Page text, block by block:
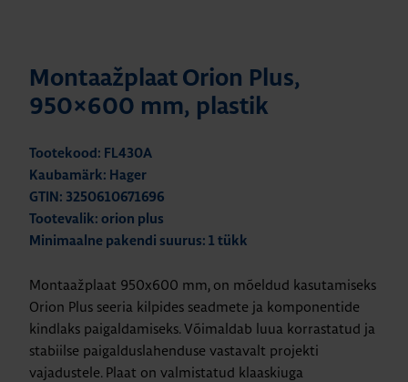
Montaažplaat Orion Plus,
950×600 mm, plastik
Tootekood: FL430A
Kaubamärk: Hager
GTIN: 3250610671696
Tootevalik: orion plus
Minimaalne pakendi suurus: 1 tükk
Montaažplaat 950x600 mm, on mõeldud kasutamiseks
Orion Plus seeria kilpides seadmete ja komponentide
kindlaks paigaldamiseks. Võimaldab luua korrastatud ja
stabiilse paigalduslahenduse vastavalt projekti
vajadustele. Plaat on valmistatud klaaskiuga